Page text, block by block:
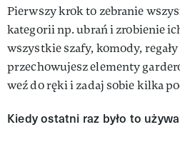
Pierwszy krok to zebranie
kategorii np. ubrań i zrobienie
wszystkie szafy, komody,
przechowujesz elementy
weź do ręki i zadaj sobie kilka
Kiedy ostatni raz było to